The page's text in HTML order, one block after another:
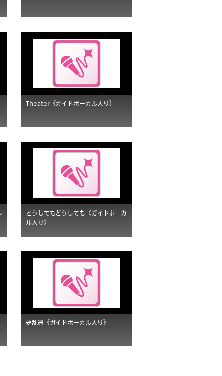
Theater《ガイドボーカル入り》
どうしてもどうしても《ガイドボーカ
ル入り》
夢乱舞《ガイドボーカル入り》